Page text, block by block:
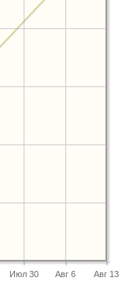
Июл 30 Авг 6 Авг 13